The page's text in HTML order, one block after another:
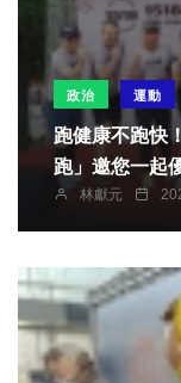
政治 運動
跑健康不跑快
跑」邀您一起
林獻元